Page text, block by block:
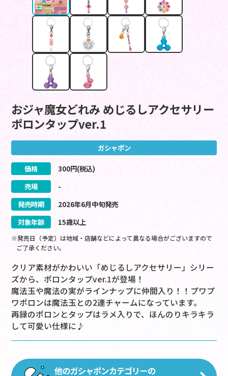
おジャ魔女どれみ めじるしアクセサリー
ポロンタップver.1
ガシャポン
価格 300円(税込)
売場
-
発売時期
2026年6月中旬発売
対象年齢
15歳以上
※発売日（予定）は地域・店舗などによって異なる場合がございますので
ご了承ください。
クリア素材がかわいい「めじるしアクセサリー」シリー
ズから、ポロンタップver.1が登場！
魔法玉や魔法の実がラインナップに仲間入り！！プワプ
ワポロンは魔法玉との2連チャームになっています。
再録のポロンとタップはラメ入りで、ほんのりキラキラ
して可愛い仕様に♪